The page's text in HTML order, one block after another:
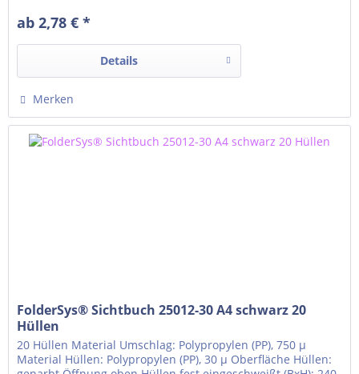
ab 2,78 € *
Details
Merken
FolderSys® Sichtbuch 25012-30 A4 schwarz 20
Hüllen
20 Hüllen Material Umschlag: Polypropylen (PP), 750 µ
Material Hüllen: Polypropylen (PP), 30 µ Oberfläche Hüllen: